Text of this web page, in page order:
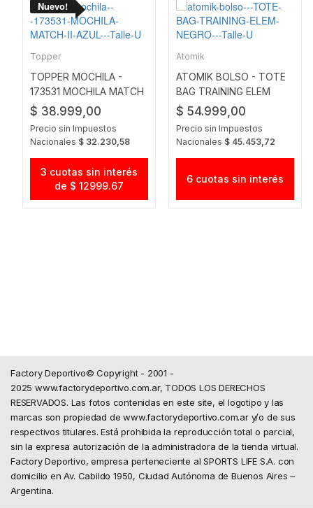
Topper
TOPPER MOCHILA -
173531 MOCHILA MATCH
II AZUL
$ 38.999,00
Precio sin Impuestos
Nacionales $ 32.230,58
3 cuotas sin interés
de $ 12999.67
Atomik
ATOMIK BOLSO - TOTE
BAG TRAINING ELEM
NEGRO
$ 54.999,00
Precio sin Impuestos
Nacionales $ 45.453,72
6 cuotas sin interés
Factory Deportivo© Copyright - 2001 -
2025 www.factorydeportivo.com.ar, TODOS LOS DERECHOS
RESERVADOS. Las fotos contenidas en este site, el logotipo y las
marcas son propiedad de www.factorydeportivo.com.ar y/o de sus
respectivos titulares. Está prohibida la reproducción total o parcial,
sin la expresa autorización de la administradora de la tienda virtual.
Factory Deportivo, empresa perteneciente al SPORTS LIFE S.A. con
domicilio en Av. Cabildo 1950, Ciudad Autónoma de Buenos Aires –
Argentina.